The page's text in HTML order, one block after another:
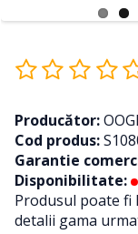
Producător:
Cod produs:
Garantie
Disponibilitate:
Produsul poate fi
detalii gama